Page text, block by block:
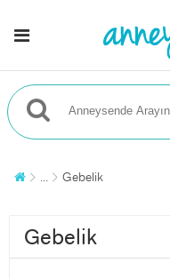
... Gebelik
Gebelik